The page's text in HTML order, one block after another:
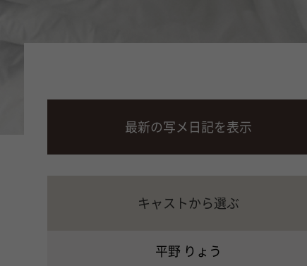
最新の写メ日記を表示
キャストから選ぶ
平野 りょう